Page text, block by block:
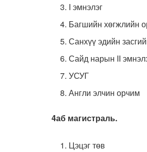
I эмнэлэг
Багшийн хөгжлийн
Санхүү эдийн
Сайд нарын II
УСУГ
Англи элчин орчим
4аб магистраль.
Цэцэг төв